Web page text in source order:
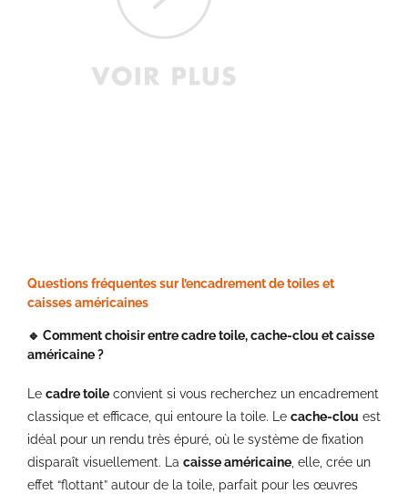
Questions fréquentes sur l’encadrement de toiles et
caisses américaines
🔹 Comment choisir entre cadre toile, cache-clou et caisse
américaine ?
Le cadre toile convient si vous recherchez un encadrement
classique et efficace, qui entoure la toile. Le cache-clou est
idéal pour un rendu très épuré, où le système de fixation
disparaît visuellement. La caisse américaine , elle, crée un
effet “flottant” autour de la toile, parfait pour les œuvres